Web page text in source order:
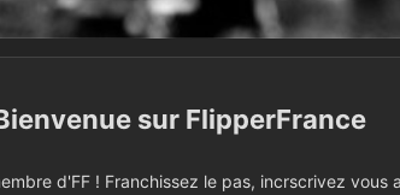
FlipperFrance
d'FF ! Franchissez le pas, incrscrivez vous